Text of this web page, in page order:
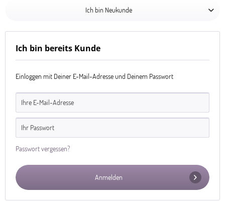
Ich bin Neukunde
Ich bin bereits Kunde
Einloggen mit Deiner E-Mail-Adresse und Deinem Passwort
Passwort vergessen?
Anmelden